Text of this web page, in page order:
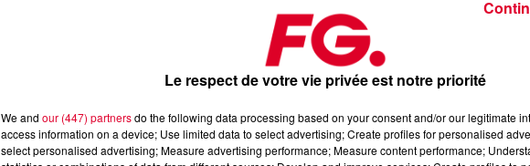
Le respect de votre vie privée est notre priorité
We and our (447) partnersdo the following data processing based on your consent and/or our legitimate
access information on a device; Use limited data to select advertising; Create profiles for personalised
select personalised advertising; Measure advertising performance; Measure content performance;